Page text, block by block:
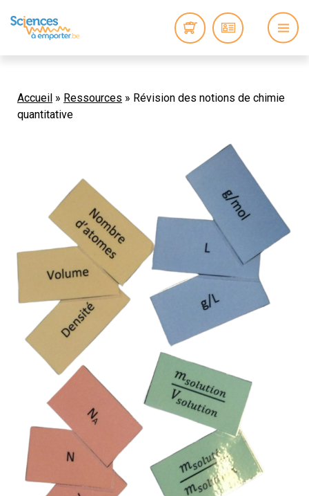
Accueil » Ressources » Révision des notions de chimie
quantitative